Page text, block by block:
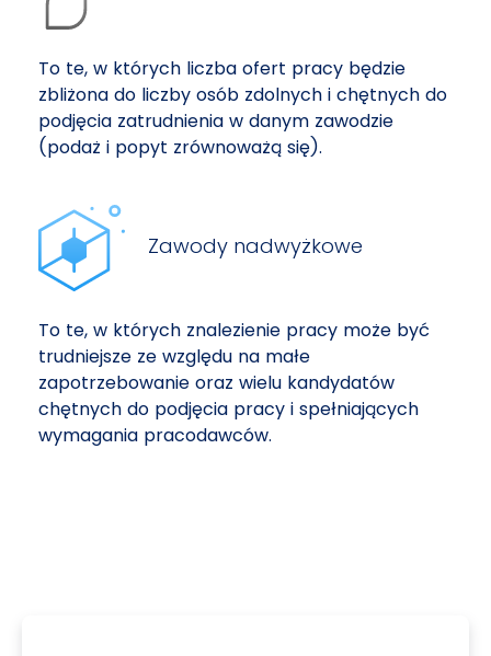
To te, w których liczba ofert pracy będzie
zbliżona do liczby osób zdolnych i chętnych do
podjęcia zatrudnienia w danym zawodzie
(podaż i popyt zrównoważą się).
Zawody nadwyżkowe
To te, w których znalezienie pracy może być
trudniejsze ze względu na małe
zapotrzebowanie oraz wielu kandydatów
chętnych do podjęcia pracy i spełniających
wymagania pracodawców.